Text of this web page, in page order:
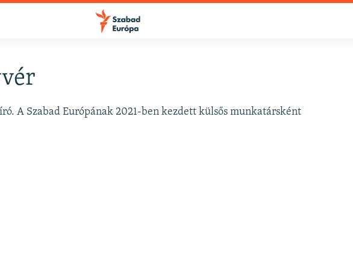
A Szabad Európának 2021-ben kezdett külsős munkatársként